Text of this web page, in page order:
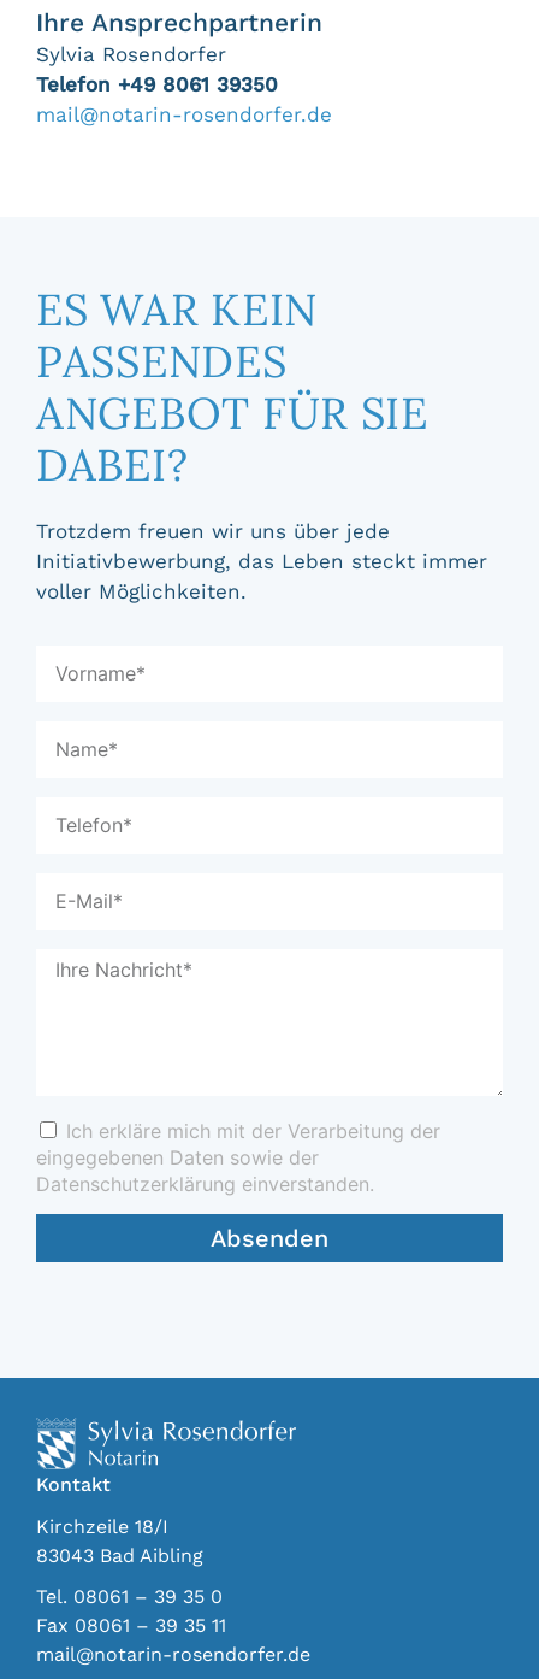
Ihre Ansprechpartnerin
Sylvia Rosendorfer
Telefon +49 8061 39350
mail@notarin-rosendorfer.de
ES WAR KEIN
PASSENDES
ANGEBOT FÜR SIE
DABEI?
Trotzdem freuen wir uns über jede
Initiativbewerbung, das Leben steckt immer
voller Möglichkeiten.
Ich erkläre mich mit der Verarbeitung der
eingegebenen Daten sowie der
Datenschutzerklärung einverstanden.
Absenden
Kontakt
Kirchzeile 18/I
83043 Bad Aibling
Tel. 08061 – 39 35 0
Fax 08061 – 39 35 11
mail@notarin-rosendorfer.de